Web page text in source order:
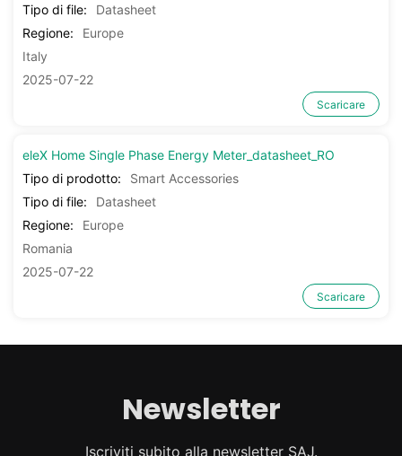
Tipo di file:
Datasheet
Regione:
Europe
Italy
2025-07-22
Scaricare
eleX Home Single Phase Energy Meter_datasheet_RO
Tipo di prodotto:
Smart Accessories
Tipo di file:
Datasheet
Regione:
Europe
Romania
2025-07-22
Scaricare
Newsletter
Iscriviti subito alla newsletter SAJ.